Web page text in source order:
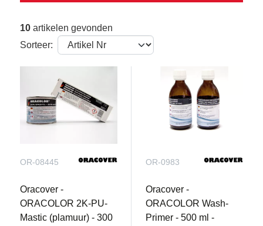
10 artikelen gevonden
Sorteer:
OR-08445
Oracover -
ORACOLOR 2K-PU-
Mastic (plamuur) - 300
OR-0983
Oracover -
ORACOLOR Wash-
Primer - 500 ml -